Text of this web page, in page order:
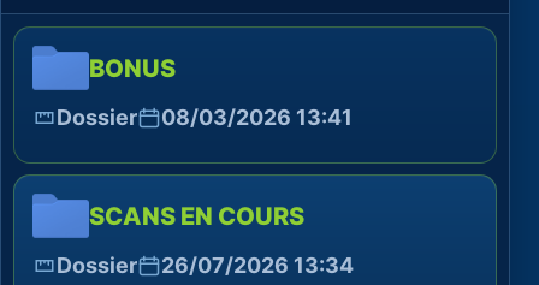
BONUS
Dossier 08/03/2026 13:41
SCANS EN COURS
Dossier 26/07/2026 13:34